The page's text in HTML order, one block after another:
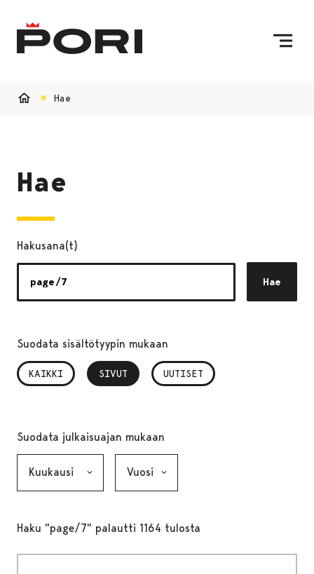
Hae
Hae
Hakusana(t)
Hae
Suodata sisältötyypin mukaan
KAIKKI SIVUT
, VALITTU UUTISET
Suodata julkaisuajan mukaan
Haku "page/7" palautti 1164 tulosta